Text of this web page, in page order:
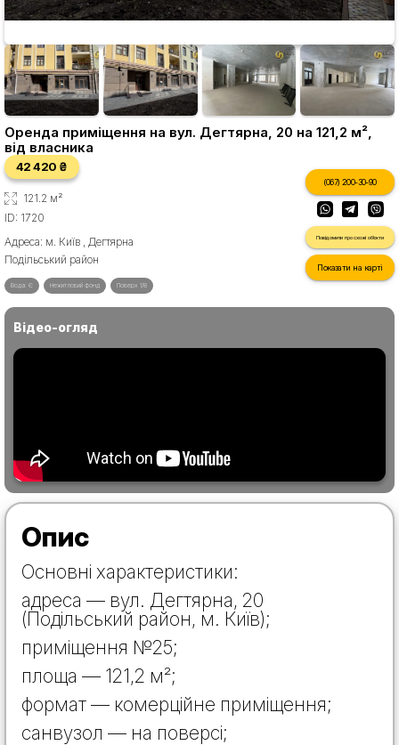
Оренда приміщення на вул. Дегтярна, 20 на 121,2 м²,
від власника
42 420 ₴
121.2 м²
ID: 1720
Адреса: м. Київ , Дегтярна
Подільський район
(067) 200-30-90
Повідомити про схожі об'єкти
Показати на карті
Вода: Є Нежитловий фонд Поверх 1/8
Відео-огляд
Опис
Основні характеристики:
адреса — вул. Дегтярна, 20
(Подільський район, м. Київ);
приміщення №25;
площа — 121,2 м²;
формат — комерційне приміщення;
санвузол — на поверсі;